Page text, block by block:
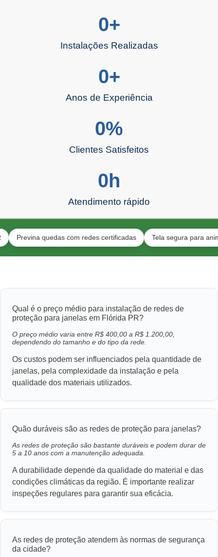
Instalações Realizadas
0+
Anos de Experiência
0+
Clientes Satisfeitos
0%
Atendimento rápido
0h
quedas com redes certificadas Tela segura para animais e
Qual é o preço médio para instalação de redes de
proteção para janelas em Flórida PR?
O preço médio varia entre R$ 400,00 a R$ 1.200,00,
dependendo do tamanho e do tipo da rede.
Os custos podem ser influenciados pela quantidade de
janelas, pela complexidade da instalação e pela
qualidade dos materiais utilizados.
Quão duráveis são as redes de proteção para janelas?
As redes de proteção são bastante duráveis e podem durar de
5 a 10 anos com a manutenção adequada.
A durabilidade depende da qualidade do material e das
condições climáticas da região. É importante realizar
inspeções regulares para garantir sua eficácia.
As redes de proteção atendem às normas de segurança
da cidade?